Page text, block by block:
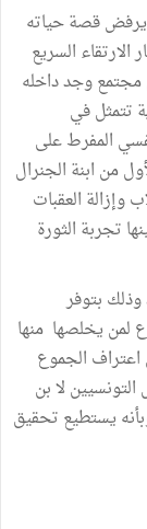
يرفض قصة حياته
السريع
مجتمع وجد داخله
تتمثل في
المفرط على
من ابنة الجنرال
العقبات
تجربة الثورة
وذلك بتوفر
لمن يخلصها منها
اعتراف الجموع
لا بن
يستطيع تحقيق